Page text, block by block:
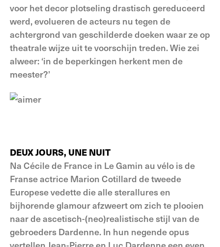
voor het decor plotseling drastisch gereduceerd
werd, evolueren de acteurs nu tegen de
achtergrond van geschilderde doeken waar ze op
theatrale wijze uit te voorschijn treden. Wie zei
alweer: ‘in de beperkingen herkent men de
meester?’
DEUX JOURS, UNE NUIT
Na Cécile de France in Le Gamin au vélo is de
Franse actrice Marion Cotillard de tweede
Europese vedette die alle sterallures en
bijhorende glamour afzweert om zich te plooien
naar de ascetisch-(neo)realistische stijl van de
gebroeders Dardenne. In hun negende opus